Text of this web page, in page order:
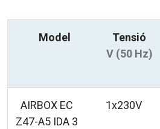
Model
Tensió
V (50 Hz)
AIRBOX EC
Z47-A5 IDA 3
1x230V